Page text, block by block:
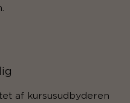
af kursusudbyderen